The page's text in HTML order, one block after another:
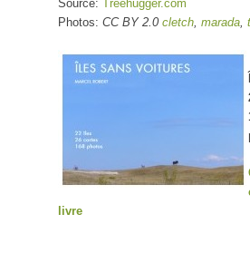
Source: Treehugger.com
Photos: CC BY 2.0 cletch, marada,
livre